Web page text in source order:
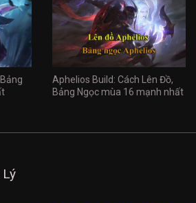
Aphelios Build: Cách Lên Đồ,
Bảng Ngọc mùa 16 mạnh nhất